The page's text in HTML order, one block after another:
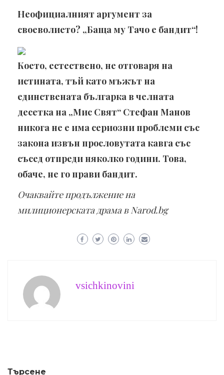
Неофициалният аргумент за
своеволието? „Баща му Тачо е бандит“!
Което, естествено, не отговаря на
истината, тъй като мъжът на
единствената българка в челната
десетка на „Мис Свят“ Стефан Манов
никога не е има сериозни проблеми със
закона извън прословутата кавга със
съсед отпреди няколко години. Това,
обаче, не го прави бандит.
Очаквайте продължение на
милиционерската драма в Narod.bg
vsichkinovini
Търсене